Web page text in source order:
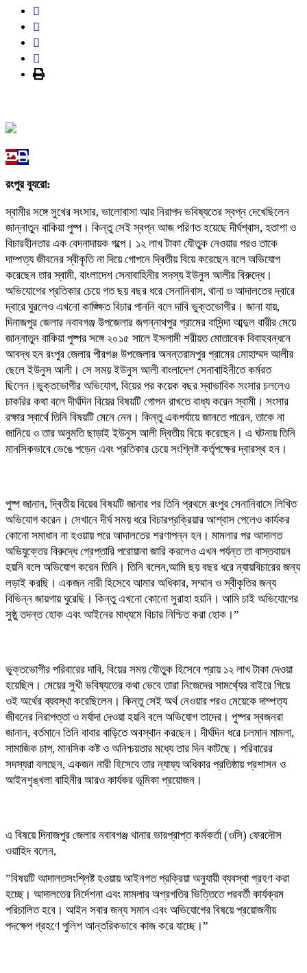
রংপুর ব্যুরো:
‎স্বামীর সঙ্গে সুখের সংসার, ভালোবাসা আর নিরাপদ ভবিষ্যতের স্বপ্ন দেখেছিলেন
জান্নাতুন বাকিয়া পুষ্প। কিন্তু সেই স্বপ্ন আজ পরিণত হয়েছে দীর্ঘশ্বাস, হতাশা ও
বিচারহীনতার এক বেদনাদায়ক গল্পে। ১২ লাখ টাকা যৌতুক নেওয়ার পরও তাকে
দাম্পত্য জীবনের স্বীকৃতি না দিয়ে গোপনে দ্বিতীয় বিয়ে করেছেন বলে অভিযোগ
করেছেন তার স্বামী, বাংলাদেশ সেনাবাহিনীর সদস্য ইউনুস আলীর বিরুদ্ধে।
অভিযোগের প্রতিকার চেয়ে গত ছয় বছর ধরে সেনানিবাস, থানা ও আদালতের দ্বারে
দ্বারে ঘুরলেও এখনো কাঙ্ক্ষিত বিচার পাননি বলে দাবি ভুক্তভোগীর। জানা যায়,
দিনাজপুর জেলার নবাবগঞ্জ উপজেলার জগন্নাথপুর গ্রামের বাসিন্দা আব্দুল বারীর মেয়ে
জান্নাতুন বাকিয়া পুষ্পর সঙ্গে ২০১৫ সালে ইসলামী শরীয়ত মোতাবেক বিবাহবন্ধনে
আবদ্ধ হন রংপুর জেলার পীরগঞ্জ উপজেলার অনন্তরামপুর গ্রামের মোহাম্মদ আলীর
ছেলে ইউনুস আলী। সে সময় ইউনুস আলী বাংলাদেশ সেনাবাহিনীতে কর্মরত
ছিলেন।ভুক্তভোগীর অভিযোগ, বিয়ের পর কয়েক বছর স্বাভাবিক সংসার চললেও
চাকরির কথা বলে দীর্ঘদিন বিয়ের বিষয়টি গোপন রাখতে বাধ্য করেন স্বামী। সংসার
রক্ষার স্বার্থে তিনি বিষয়টি মেনে নেন। কিন্তু একপর্যায়ে জানতে পারেন, তাকে না
জানিয়ে ও তার অনুমতি ছাড়াই ইউনুস আলী দ্বিতীয় বিয়ে করেছেন। এ ঘটনায় তিনি
মানসিকভাবে ভেঙে পড়েন এবং প্রতিকার চেয়ে সংশ্লিষ্ট কর্তৃপক্ষের দ্বারস্থ হন।
‎পুষ্প জানান, দ্বিতীয় বিয়ের বিষয়টি জানার পর তিনি প্রথমে রংপুর সেনানিবাসে লিখিত
অভিযোগ করেন। সেখানে দীর্ঘ সময় ধরে বিচারপ্রক্রিয়ার আশ্বাস পেলেও কার্যকর
কোনো সমাধান না হওয়ায় পরে আদালতের শরণাপন্ন হন। মামলার পর আদালত
অভিযুক্তের বিরুদ্ধে গ্রেপ্তারি পরোয়ানা জারি করলেও এখন পর্যন্ত তা বাস্তবায়ন
হয়নি বলে অভিযোগ করেন তিনি। তিনি বলেন,আমি ছয় বছর ধরে ন্যায়বিচারের জন্য
লড়াই করছি। একজন নারী হিসেবে আমার অধিকার, সম্মান ও স্বীকৃতির জন্য
বিভিন্ন জায়গায় ঘুরেছি। কিন্তু এখনো কোনো সুরাহা হয়নি। আমি চাই অভিযোগের
সুষ্ঠু তদন্ত হোক এবং আইনের মাধ্যমে বিচার নিশ্চিত করা হোক।”
‎ভুক্তভোগীর পরিবারের দাবি, বিয়ের সময় যৌতুক হিসেবে প্রায় ১২ লাখ টাকা দেওয়া
হয়েছিল। মেয়ের সুখী ভবিষ্যতের কথা ভেবে তারা নিজেদের সামর্থ্যের বাইরে গিয়ে
ওই অর্থের ব্যবস্থা করেছিলেন। কিন্তু সেই অর্থ নেওয়ার পরও মেয়েকে দাম্পত্য
জীবনের নিরাপত্তা ও মর্যাদা দেওয়া হয়নি বলে অভিযোগ তাদের। পুষ্পর স্বজনরা
জানান, বর্তমানে তিনি বাবার বাড়িতে অবস্থান করছেন। দীর্ঘদিন ধরে চলমান মামলা,
সামাজিক চাপ, মানসিক কষ্ট ও অনিশ্চয়তার মধ্যে তার দিন কাটছে। পরিবারের
সদস্যরা বলছেন, একজন নারী হিসেবে তার ন্যায্য অধিকার প্রতিষ্ঠায় প্রশাসন ও
আইনশৃঙ্খলা বাহিনীর আরও কার্যকর ভূমিকা প্রয়োজন।
‎এ বিষয়ে দিনাজপুর জেলার নবাবগঞ্জ থানার ভারপ্রাপ্ত কর্মকর্তা (ওসি) ফেরদৌস
ওয়াহিদ বলেন,
‎”বিষয়টি আদালতসংশ্লিষ্ট হওয়ায় আইনগত প্রক্রিয়া অনুযায়ী ব্যবস্থা গ্রহণ করা
হচ্ছে। আদালতের নির্দেশনা এবং মামলার অগ্রগতির ভিত্তিতে পরবর্তী কার্যক্রম
পরিচালিত হবে। আইন সবার জন্য সমান এবং অভিযোগের বিষয়ে প্রয়োজনীয়
পদক্ষেপ গ্রহণে পুলিশ আন্তরিকভাবে কাজ করে যাচ্ছে।”